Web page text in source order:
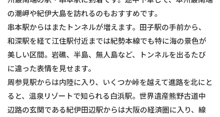
の潮岬や紀伊大島を訪れるのもおすすめです。
串本駅からはまたトンネルが増えます。田子駅の手前から、
和深駅を経て江住駅付近までは紀勢本線でも特に海の景色が
美しい区間。岩礁、半島、無人島など、トンネルを出るたび
に違った表情を見せます。
周参見駅からは内陸に入り、いくつか峠を越えて進路を北にと
ると、温泉リゾートで知られる白浜駅。世界遺産熊野古道中
辺路の玄関である紀伊田辺駅からは大阪の経済圏に入り、線